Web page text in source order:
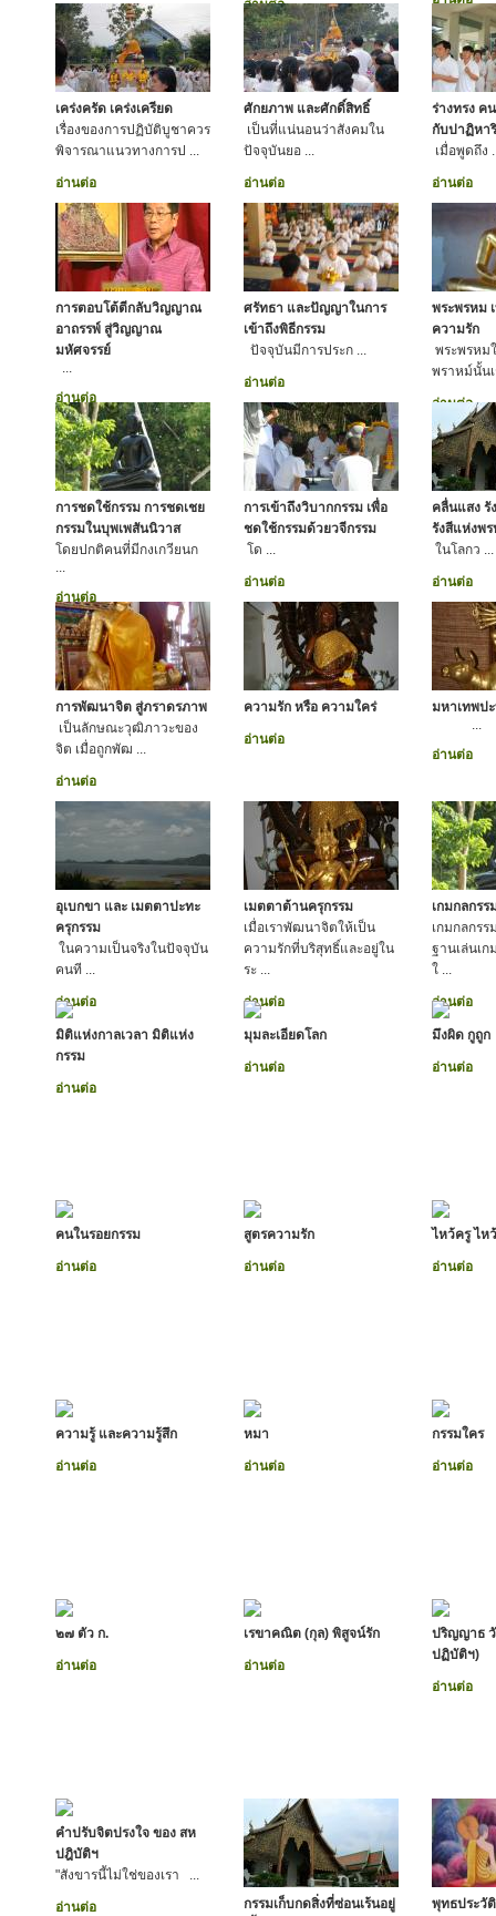
อ่านต่อ
เคร่งครัด เคร่งเครียด
เรื่องของการปฏิบัติบูชาควร
พิจารณาแนวทางการป ...
อ่านต่อ
ศักยภาพ และศักดิ์สิทธิ์
เป็นที่แน่นอนว่าสังคมใน
ปัจจุบันยอ ...
อ่านต่อ
ร่างทรง ค
กับปาฏิหา
เมื่อพูดถึง
อ่านต่อ
การตอบโต้ตีกลับวิญญาณ
อาถรรพ์ สู่วิญญาณ
มหัศจรรย์
...
อ่านต่อ
ศรัทธา และปัญญาในการ
เข้าถึงพิธีกรรม
ปัจจุบันมีการประก ...
อ่านต่อ
พระพรหม
ความรัก
พระพรหม
พราหม์นั้น
อ่านต่อ
การชดใช้กรรม การชดเชย
กรรมในบุพเพสันนิวาส
โดยปกติคนที่มีกงเกวียนก
...
อ่านต่อ
การเข้าถึงวิบากกรรม เพื่อ
ชดใช้กรรมด้วยวจีกรรม
โด ...
อ่านต่อ
คลื่นแสง
รังสีแห่งพ
ในโลกว ...
อ่านต่อ
การพัฒนาจิต สู่ภราดรภาพ
เป็นลักษณะวุฒิภาวะของ
จิต เมื่อถูกพัฒ ...
อ่านต่อ
ความรัก หรือ ความใคร่
อ่านต่อ
มหาเทพป
...
อ่านต่อ
อุเบกขา และ เมตตาปะทะ
ครุกรรม
ในความเป็นจริงในปัจจุบัน
คนที ...
อ่านต่อ
เมตตาต้านครุกรรม
เมื่อเราพัฒนาจิตให้เป็น
ความรักที่บริสุทธิ์และอยู่ใน
ระ ...
อ่านต่อ
เกมกลกรร
เกมกลกร
ฐานเล่นเ
ใ ...
อ่านต่อ
มิติแห่งกาลเวลา มิติแห่ง
กรรม
อ่านต่อ
มุมละเอียดโลก
อ่านต่อ
มึงผิด กูถูก
อ่านต่อ
คนในรอยกรรม
อ่านต่อ
สูตรความรัก
อ่านต่อ
ไหว้ครู ไห
อ่านต่อ
ความรู้ และความรู้สึก
อ่านต่อ
หมา
อ่านต่อ
กรรมใคร
อ่านต่อ
๒๗ ตัว ก.
อ่านต่อ
เรขาคณิต (กุล) พิสูจน์รัก
อ่านต่อ
ปริญญาธ
ปฏิบัติฯ)
อ่านต่อ
คำปรับจิตปรงใจ ของ สห
ปฎิบัติฯ
"สังขารนี้ไม่ใช่ของเรา ...
อ่านต่อ
กรรมเก็บกดสิ่งที่ซ่อนเร้นอยู่
พุทธประวัติ